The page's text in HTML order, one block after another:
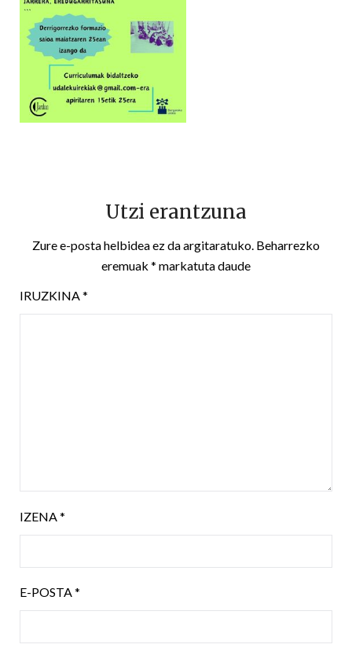
Utzi erantzuna
Zure e-posta helbidea ez da argitaratuko. Beharrezko
eremuak * markatuta daude
IRUZKINA *
IZENA *
E-POSTA *